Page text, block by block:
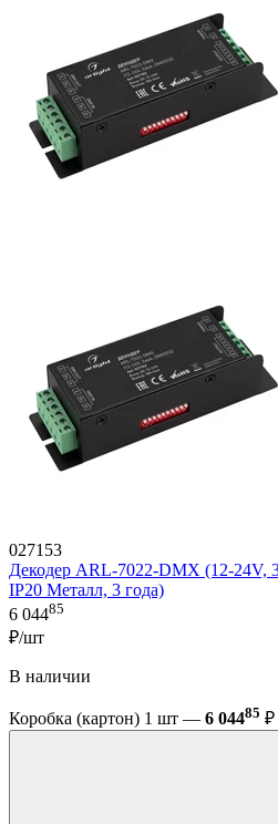
027153
Декодер ARL-7022-DMX (12-24V,
IP20 Металл, 3 года)
6 04485
₽/шт
В наличии
Коробка (картон) 1 шт — 6 04485 ₽